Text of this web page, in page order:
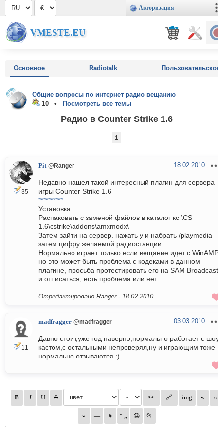
Авторизация
VMESTE.EU
Основное Radiotalk
Общие вопросы по интернет радио вещанию
10 •
Посмотреть все темы
Радио в Counter Strike 1.6
1
35
Pit @Ranger 18.02.2010
Недавно нашел такой интересный плагин для сервера
игры Counter Strike 1.6
**********
Установка:
Распаковать с заменой файлов в каталог кс \CS
1.6\cstrike\addons\amxmodx\
Затем зайти на сервер, нажать y и набрать /playmedia
затем цифру желаемой радиостанции.
Нормально играет только если вещание идет с
но это может быть проблема с кодеками в данном
плагине, просьба протестировать его на SAM
и отписаться, есть проблема или нет.
Отредактировано Ranger - 18.02.2010
11
madfragger @madfragger 03.03.2010
Давно стоит,уже год наверно,нормально работает с
кастом,с остальными непроверял,ну и играющим тоже
нормально отзываются :)